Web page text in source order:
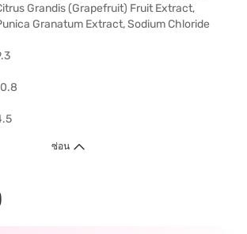
Grandis (Grapefruit) Fruit Extract,
Granatum Extract, Sodium Chloride
ซ่อน